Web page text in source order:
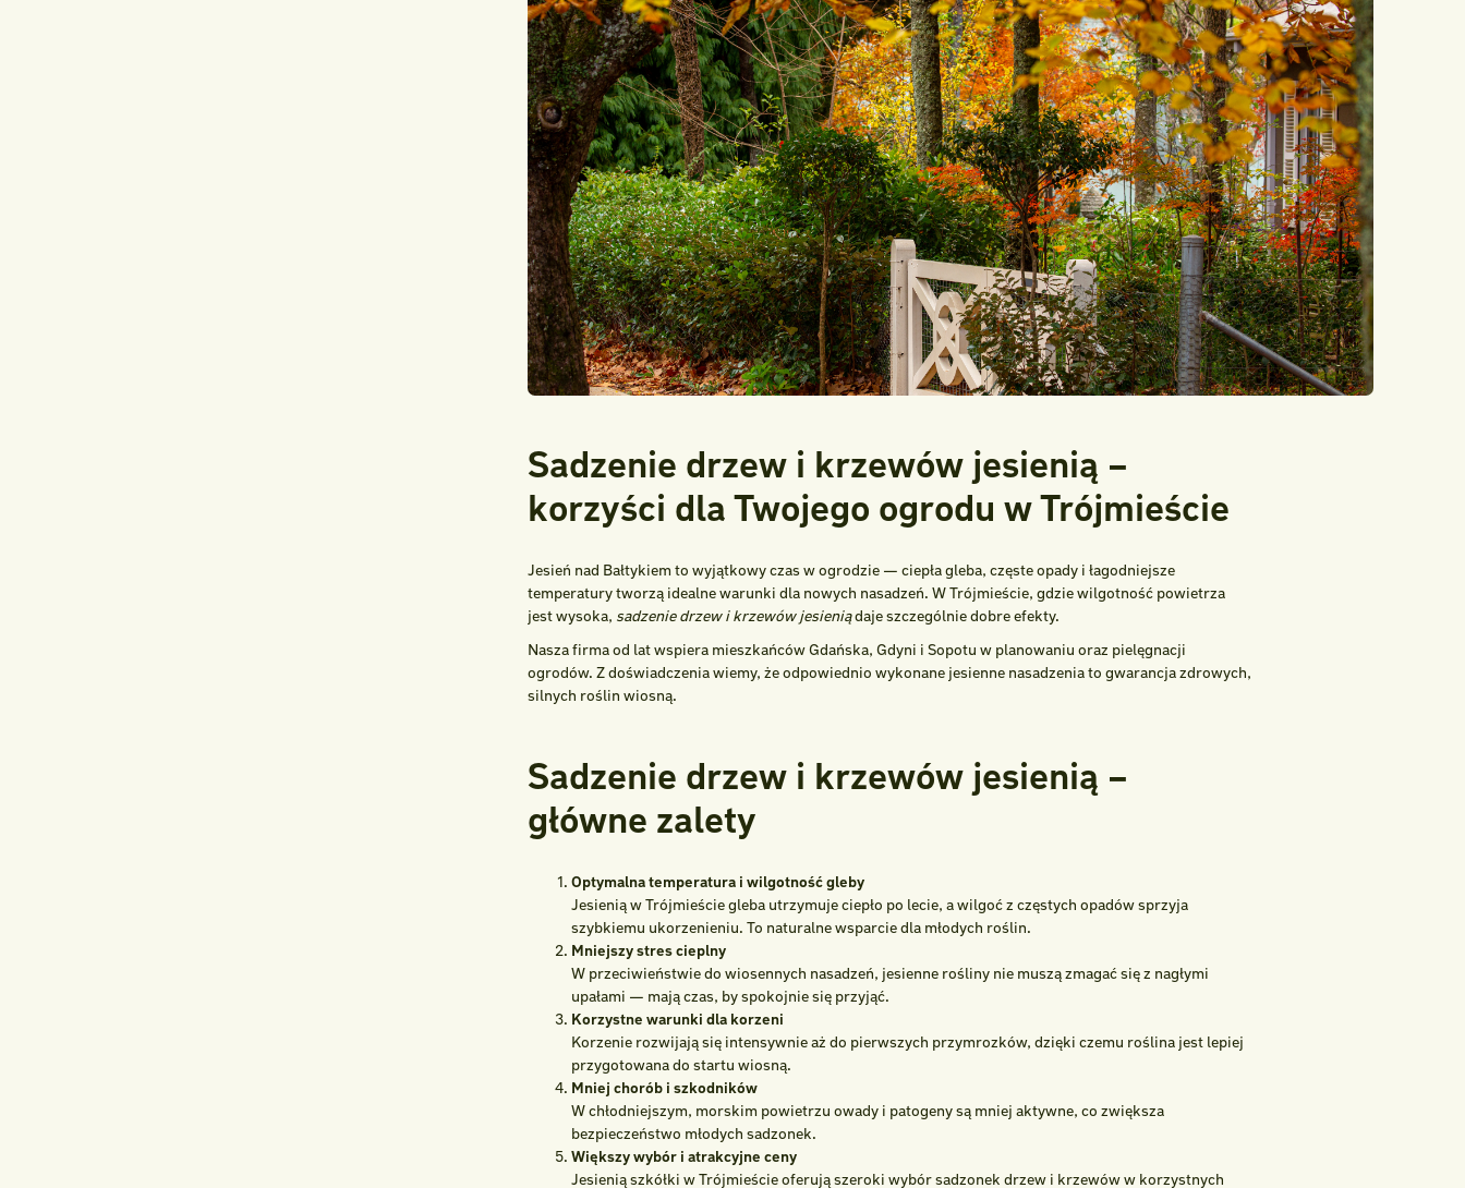
Sadzenie drzew i krzewów jesienią –
korzyści dla Twojego ogrodu w Trójmieście
Jesień nad Bałtykiem to wyjątkowy czas w ogrodzie — ciepła gleba, częste opady i łagodniejsze
temperatury tworzą idealne warunki dla nowych nasadzeń. W Trójmieście, gdzie wilgotność powietrza
jest wysoka, sadzenie drzew i krzewów jesieniądaje szczególnie dobre efekty.
Nasza firma od lat wspiera mieszkańców Gdańska, Gdyni i Sopotu w planowaniu oraz pielęgnacji
ogrodów. Z doświadczenia wiemy, że odpowiednio wykonane jesienne nasadzenia to gwarancja zdrowych,
silnych roślin wiosną.
Sadzenie drzew i krzewów jesienią –
główne zalety
Optymalna temperatura i wilgotność gleby
Jesienią w Trójmieście gleba utrzymuje ciepło po lecie, a wilgoć z częstych opadów sprzyja
szybkiemu ukorzenieniu. To naturalne wsparcie dla młodych roślin.
Mniejszy stres cieplny
W przeciwieństwie do wiosennych nasadzeń, jesienne rośliny nie muszą zmagać się z nagłymi
upałami — mają czas, by spokojnie się przyjąć.
Korzystne warunki dla korzeni
Korzenie rozwijają się intensywnie aż do pierwszych przymrozków, dzięki czemu roślina jest lepiej
przygotowana do startu wiosną.
Mniej chorób i szkodników
W chłodniejszym, morskim powietrzu owady i patogeny są mniej aktywne, co zwiększa
bezpieczeństwo młodych sadzonek.
Większy wybór i atrakcyjne ceny
Jesienią szkółki w Trójmieście oferują szeroki wybór sadzonek drzew i krzewów w korzystnych